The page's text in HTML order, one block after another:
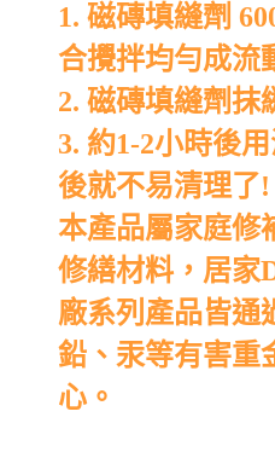
1. 磁磚填縫劑
合攪拌均勻成流
2. 磁磚填縫劑抹
3. 約1-2小時後
後就不易清理了!
本產品屬家庭修
修繕材料，居家
廠系列產品皆通
鉛、汞等有害重
心。